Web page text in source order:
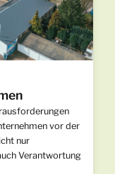
vor der
nur
Verantwortung